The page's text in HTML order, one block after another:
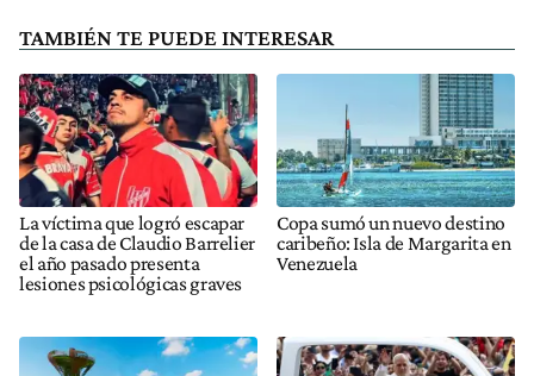
TAMBIÉN TE PUEDE INTERESAR
La víctima que logró escapar
de la casa de Claudio Barrelier
el año pasado presenta
lesiones psicológicas graves
Copa sumó un nuevo destino
caribeño: Isla de Margarita en
Venezuela